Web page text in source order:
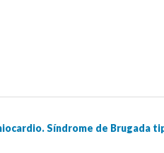
Síndrome de Brugada